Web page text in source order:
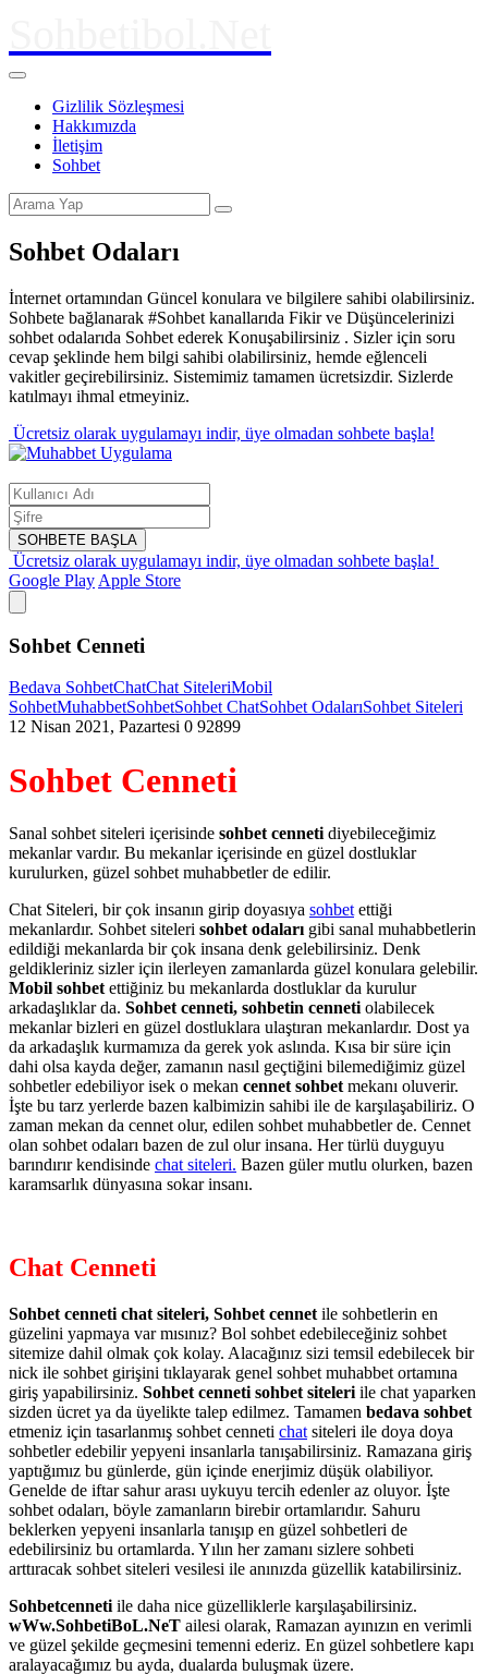
Gizlilik Sözleşmesi
Hakkımızda
İletişim
Sohbet
Sohbet Odaları
İnternet ortamından Güncel konulara ve bilgilere sahibi olabilirsiniz.
Sohbete bağlanarak #Sohbet kanallarıda Fikir ve Düşüncelerinizi
sohbet odalarıda Sohbet ederek Konuşabilirsiniz . Sizler için soru
cevap şeklinde hem bilgi sahibi olabilirsiniz, hemde eğlenceli
vakitler geçirebilirsiniz. Sistemimiz tamamen ücretsizdir. Sizlerde
katılmayı ihmal etmeyiniz.
Ücretsiz olarak uygulamayı indir, üye olmadan sohbete başla!
SOHBETE BAŞLA
Ücretsiz olarak uygulamayı indir, üye olmadan sohbete başla!
Google Play Apple Store
Sohbet Cenneti
Bedava SohbetChatChat SiteleriMobil
SohbetMuhabbetSohbetSohbet ChatSohbet OdalarıSohbet Siteleri
12 Nisan 2021, Pazartesi 0 92899
Sohbet Cenneti
Sanal sohbet siteleri içerisinde sohbet cenneti diyebileceğimiz
mekanlar vardır. Bu mekanlar içerisinde en güzel dostluklar
kurulurken, güzel sohbet muhabbetler de edilir.
Chat Siteleri, bir çok insanın girip doyasıya sohbet ettiği
mekanlardır. Sohbet siteleri sohbet odaları gibi sanal muhabbetlerin
edildiği mekanlarda bir çok insana denk gelebilirsiniz. Denk
geldikleriniz sizler için ilerleyen zamanlarda güzel konulara gelebilir.
Mobil sohbet ettiğiniz bu mekanlarda dostluklar da kurulur
arkadaşlıklar da. Sohbet cenneti, sohbetin cenneti olabilecek
mekanlar bizleri en güzel dostluklara ulaştıran mekanlardır. Dost ya
da arkadaşlık kurmamıza da gerek yok aslında. Kısa bir süre için
dahi olsa kayda değer, zamanın nasıl geçtiğini bilemediğimiz güzel
sohbetler edebiliyor isek o mekan cennet sohbet mekanı oluverir.
İşte bu tarz yerlerde bazen kalbimizin sahibi ile de karşılaşabiliriz. O
zaman mekan da cennet olur, edilen sohbet muhabbetler de. Cennet
olan sohbet odaları bazen de zul olur insana. Her türlü duyguyu
barındırır kendisinde chat siteleri. Bazen güler mutlu olurken, bazen
karamsarlık dünyasına sokar insanı.
Chat Cenneti
Sohbet cenneti chat siteleri, Sohbet cennet ile sohbetlerin en
güzelini yapmaya var mısınız? Bol sohbet edebileceğiniz sohbet
sitemize dahil olmak çok kolay. Alacağınız sizi temsil edebilecek bir
nick ile sohbet girişini tıklayarak genel sohbet muhabbet ortamına
giriş yapabilirsiniz. Sohbet cenneti sohbet siteleri ile chat yaparken
sizden ücret ya da üyelikte talep edilmez. Tamamen bedava sohbet
etmeniz için tasarlanmış sohbet cenneti chat siteleri ile doya doya
sohbetler edebilir yepyeni insanlarla tanışabilirsiniz. Ramazana giriş
yaptığımız bu günlerde, gün içinde enerjimiz düşük olabiliyor.
Genelde de iftar sahur arası uykuyu tercih edenler az oluyor. İşte
sohbet odaları, böyle zamanların birebir ortamlarıdır. Sahuru
beklerken yepyeni insanlarla tanışıp en güzel sohbetleri de
edebilirsiniz bu ortamlarda. Yılın her zamanı sizlere sohbeti
arttıracak sohbet siteleri vesilesi ile anınızda güzellik katabilirsiniz.
Sohbetcenneti ile daha nice güzelliklerle karşılaşabilirsiniz.
wWw.SohbetiBoL.NeT ailesi olarak, Ramazan ayınızın en verimli
ve güzel şekilde geçmesini temenni ederiz. En güzel sohbetlere kapı
aralayacağımız bu ayda, dualarda buluşmak üzere.